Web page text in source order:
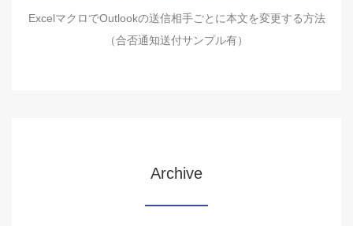
ExcelマクロでOutlookの送信相手ごとに本文を変更する方法
（合否通知送付サンプル有）
Archive